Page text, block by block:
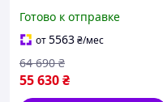
кг емкостью кузова 100 л
и весом 50 кг
Готово к отправке
от5563₴/мес
55 630₴
64 690 ₴